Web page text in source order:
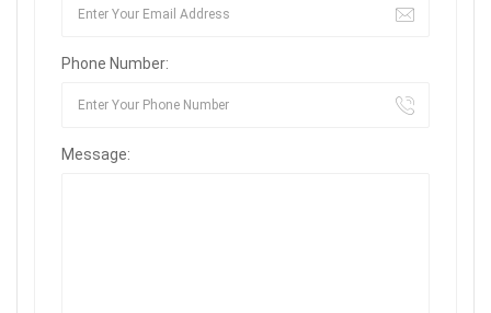
Phone Number:
Message: